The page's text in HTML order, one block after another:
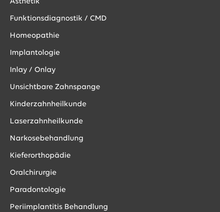
Funktionsdiagnostik / CMD
Homeopathie
Implantologie
Inlay / Onlay
Unsichtbare Zahnspange
Kinderzahnheilkunde
Laserzahnheilkunde
Narkosebehandlung
Kieferorthopädie
Oralchirurgie
Paradontologie
Periimplantitis Behandlung